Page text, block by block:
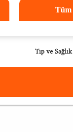
Tüm
Tıp ve Sağlık